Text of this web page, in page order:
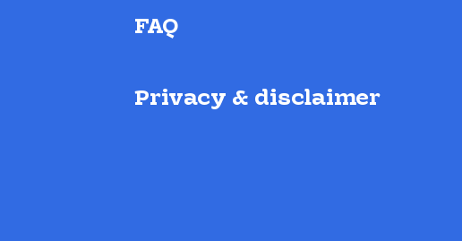
FAQ
Privacy & disclaimer